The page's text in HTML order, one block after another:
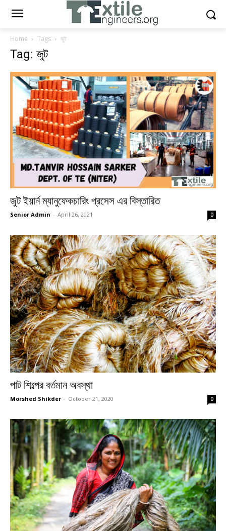
Home Tags জুট
Tag: জুট
জুট ইয়ার্ন ম্যানুফেকচারিং প্রসেস এর বিস্তারিত
Senior Admin - April 26, 2021 0
পাট শিল্পের বর্তমান অবস্থা
Morshed Shikder - October 21, 2020 0